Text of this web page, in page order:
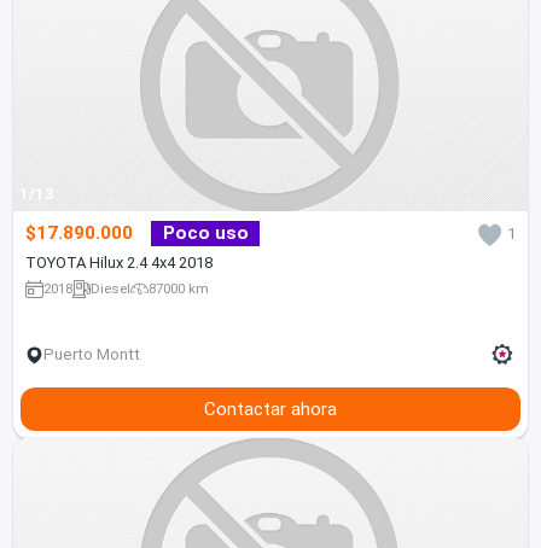
1/13
$17.890.000 Poco uso
1
TOYOTA Hilux 2.4 4x4 2018
2018 Diesel 87000 km
Puerto Montt
Contactar ahora